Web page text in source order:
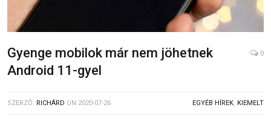
Gyenge mobilok már nem jöhetnek
Android 11-gyel
0
SZERZŐ: RICHÁRD ON 2020-07-26 EGYÉB HÍREK, KIEMELT